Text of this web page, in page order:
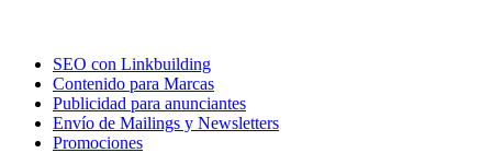
SEO con Linkbuilding
Contenido para Marcas
Publicidad para anunciantes
Envío de Mailings y Newsletters
Promociones